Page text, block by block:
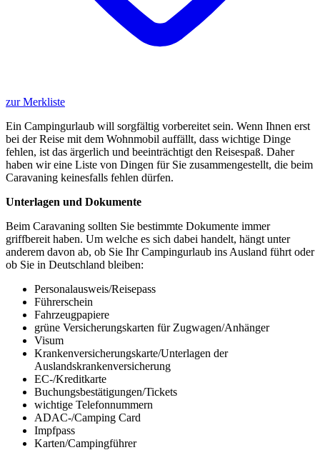
zur Merkliste
Ein Campingurlaub will sorgfältig vorbereitet sein. Wenn Ihnen erst
bei der Reise mit dem Wohnmobil auffällt, dass wichtige Dinge
fehlen, ist das ärgerlich und beeinträchtigt den Reisespaß. Daher
haben wir eine Liste von Dingen für Sie zusammengestellt, die beim
Caravaning keinesfalls fehlen dürfen.
Unterlagen und Dokumente
Beim Caravaning sollten Sie bestimmte Dokumente immer
griffbereit haben. Um welche es sich dabei handelt, hängt unter
anderem davon ab, ob Sie Ihr Campingurlaub ins Ausland führt oder
ob Sie in Deutschland bleiben:
Personalausweis/Reisepass
Führerschein
Fahrzeugpapiere
grüne Versicherungskarten für Zugwagen/Anhänger
Visum
Krankenversicherungskarte/Unterlagen der
Auslandskrankenversicherung
EC-/Kreditkarte
Buchungsbestätigungen/Tickets
wichtige Telefonnummern
ADAC-/Camping Card
Impfpass
Karten/Campingführer